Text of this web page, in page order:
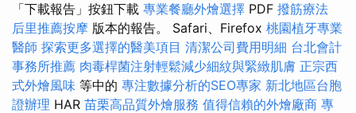
「下載報告」按鈕下載 專業餐廳外燴選擇 PDF 撥筋療法
后里推薦按摩 版本的報告。 Safari、Firefox 桃園植牙專業
醫師 探索更多選擇的醫美項目 清潔公司費用明細 台北會計
事務所推薦 肉毒桿菌注射輕鬆減少細紋與緊緻肌膚 正宗西
式外燴風味 等中的 專注數據分析的SEO專家 新北地區台胞
證辦理 HAR 苗栗高品質外燴服務 值得信賴的外燴廠商 專